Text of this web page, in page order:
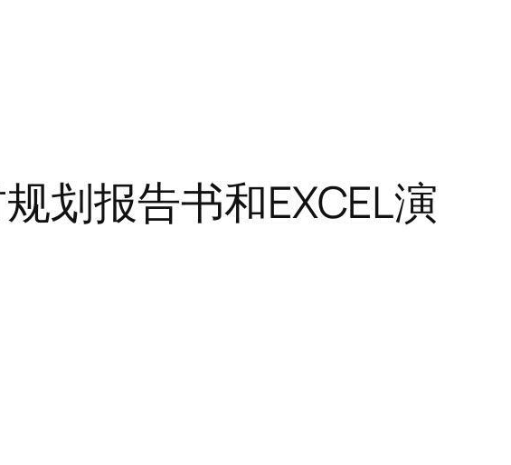
划报告书和EXCEL演